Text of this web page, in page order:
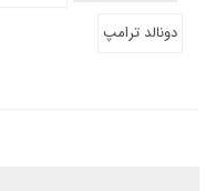
دونالد ترامپ